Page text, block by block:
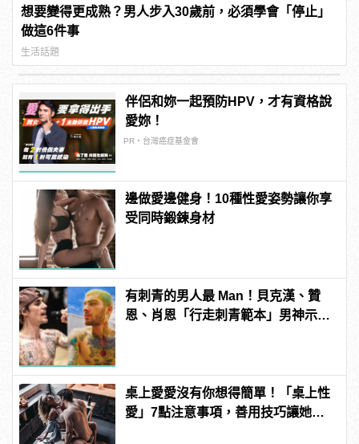
想要變得更成熟？男人步入30歲前，必須學會「停止」
做這6件事
生活話題
伴侶和妳一起預防HPV，才有資格說
愛妳！
PR・台灣癌症基金會
邊做愛邊健身！10種性愛姿勢讓你享
受同時鍛鍊身材
有刺青的男人最 Man！貝克漢、贊
恩、肖恩「行走刺青範本」男神示
桌上愛愛沒有你想得簡單！「桌上性
愛」7點注意事項，善用技巧讓她爽